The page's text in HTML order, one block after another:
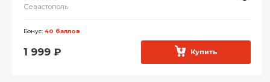
Севастополь
Бонус: 40 баллов
1 999 ₽ Купить